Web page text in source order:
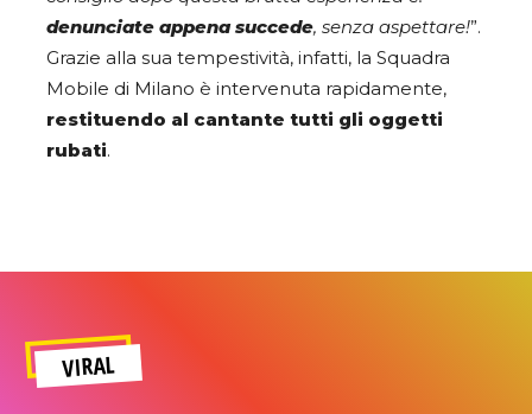
denunciate appena succede, senza aspettare!”.
Grazie alla sua tempestività, infatti, la Squadra
Mobile di Milano è intervenuta rapidamente,
restituendo al cantante tutti gli oggetti
rubati.
VIRAL